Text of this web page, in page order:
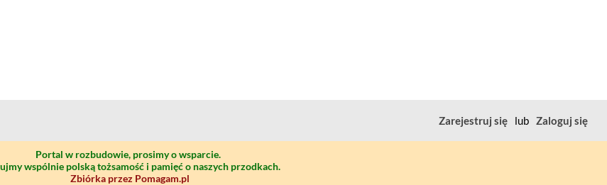
Zarejestruj się lub Zaloguj się
Portal w rozbudowie, prosimy o wsparcie.
wspólnie polską tożsamość i pamięć o naszych przodkach.
Zbiórka przez Pomagam.pl